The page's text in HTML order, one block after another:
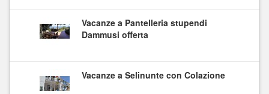
Vacanze a Pantelleria stupendi
Dammusi offerta
Vacanze a Selinunte con Colazione